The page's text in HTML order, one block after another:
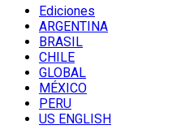
Ediciones
ARGENTINA
BRASIL
CHILE
GLOBAL
MÉXICO
PERU
US ENGLISH